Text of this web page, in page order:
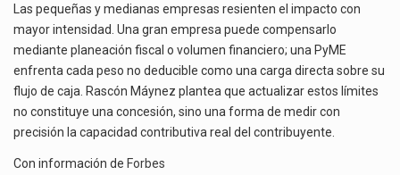
Las pequeñas y medianas empresas resienten el impacto con
mayor intensidad. Una gran empresa puede compensarlo
mediante planeación fiscal o volumen financiero; una PyME
enfrenta cada peso no deducible como una carga directa sobre su
flujo de caja. Rascón Máynez plantea que actualizar estos límites
no constituye una concesión, sino una forma de medir con
precisión la capacidad contributiva real del contribuyente.
Con información de Forbes